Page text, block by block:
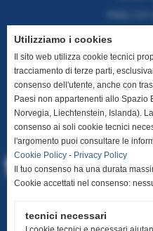
T. +39
E.
Utilizziamo i cookies
Il sito web utilizza cookie tecnici
tracciamento di terze parti,
consenso dell'utente, anche con
Paesi non appartenenti allo Spazio
Norvegia, Liechtenstein, Islanda).
consenso ai soli cookie tecnici
l'argomento puoi consultare le
Cookie Policy - Privacy Policy
Il tuo consenso ha una durata
Cookie accettati nel consenso:
tecnici necessari